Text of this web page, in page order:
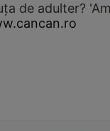
de adulter?